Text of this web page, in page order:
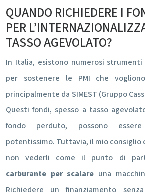
QUANDO RICHIEDERE I
PER
TASSO AGEVOLATO?
In Italia, esistono numerosi strumenti
per sostenere le PMI che
principalmente da SIMEST (Gruppo
Questi fondi, spesso a tasso
fondo perduto, possono
potentissimo. Tuttavia, il mio consiglio
non vederli come il punto di
carburante per scalare una
Richiedere un finanziamento